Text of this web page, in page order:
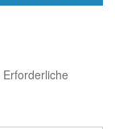
Erforderliche